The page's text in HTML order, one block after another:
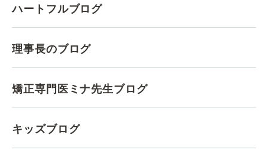
ハートフルブログ
理事長のブログ
矯正専門医ミナ先生ブログ
キッズブログ